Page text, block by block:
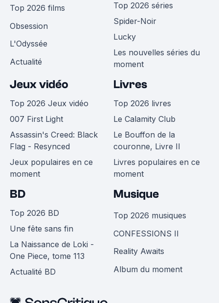
Top 2026 films
Obsession
L'Odyssée
Actualité
Top 2026 séries
Spider-Noir
Lucky
Les nouvelles séries du
moment
Jeux vidéo
Top 2026 Jeux vidéo
007 First Light
Assassin's Creed: Black
Flag - Resynced
Jeux populaires en ce
moment
Livres
Top 2026 livres
Le Calamity Club
Le Bouffon de la
couronne, Livre II
Livres populaires en ce
moment
BD
Top 2026 BD
Une fête sans fin
La Naissance de Loki -
One Piece, tome 113
Actualité BD
Musique
Top 2026 musiques
CONFESSIONS II
Reality Awaits
Album du moment